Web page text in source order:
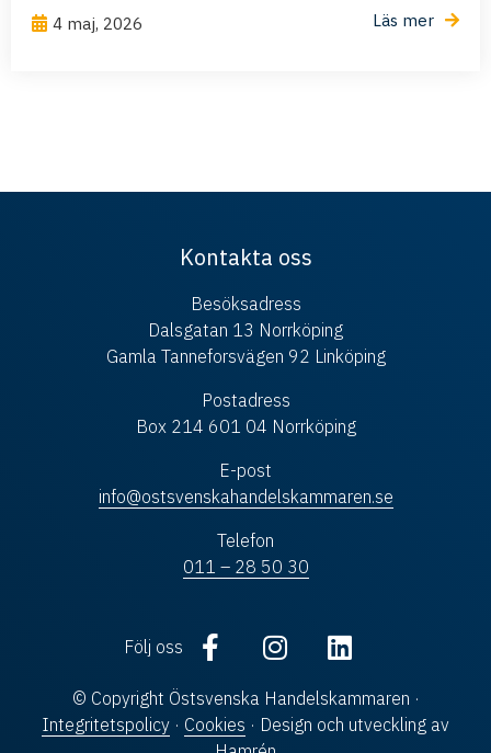
4 maj, 2026 Läs mer
Kontakta oss
Besöksadress
Dalsgatan 13 Norrköping
Gamla Tanneforsvägen 92 Linköping
Postadress
Box 214 601 04 Norrköping
E-post
info@ostsvenskahandelskammaren.se
Telefon
011 – 28 50 30
Följ oss
© Copyright Östsvenska Handelskammaren ·
Integritetspolicy · Cookies · Design och utveckling av